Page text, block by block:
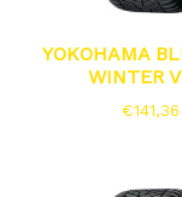
YOKOHAMA
WINTER
€141,36